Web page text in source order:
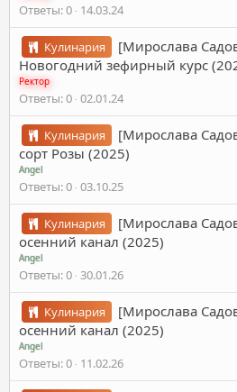
Ответы 0 14.03.24
Кулинария
[Мирослава
Новогодний зефирный курс
Ректор
Ответы 0 02.01.24
Кулинария
[Мирослава
сорт Розы (2025)
Angel
Ответы 0 03.10.25
Кулинария
[Мирослава
осенний канал (2025)
Angel
Ответы 0 30.01.26
Кулинария
[Мирослава
осенний канал (2025)
Angel
Ответы 0 11.02.26